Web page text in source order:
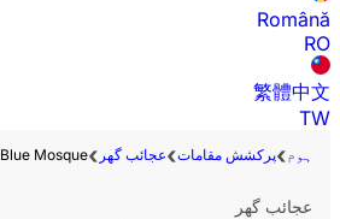
Română
RO
繁體中文
TW
ہوم پرکشش مقامات عجائب گھر Blue Mosque گائیڈڈ ٹور
عجائب گھر